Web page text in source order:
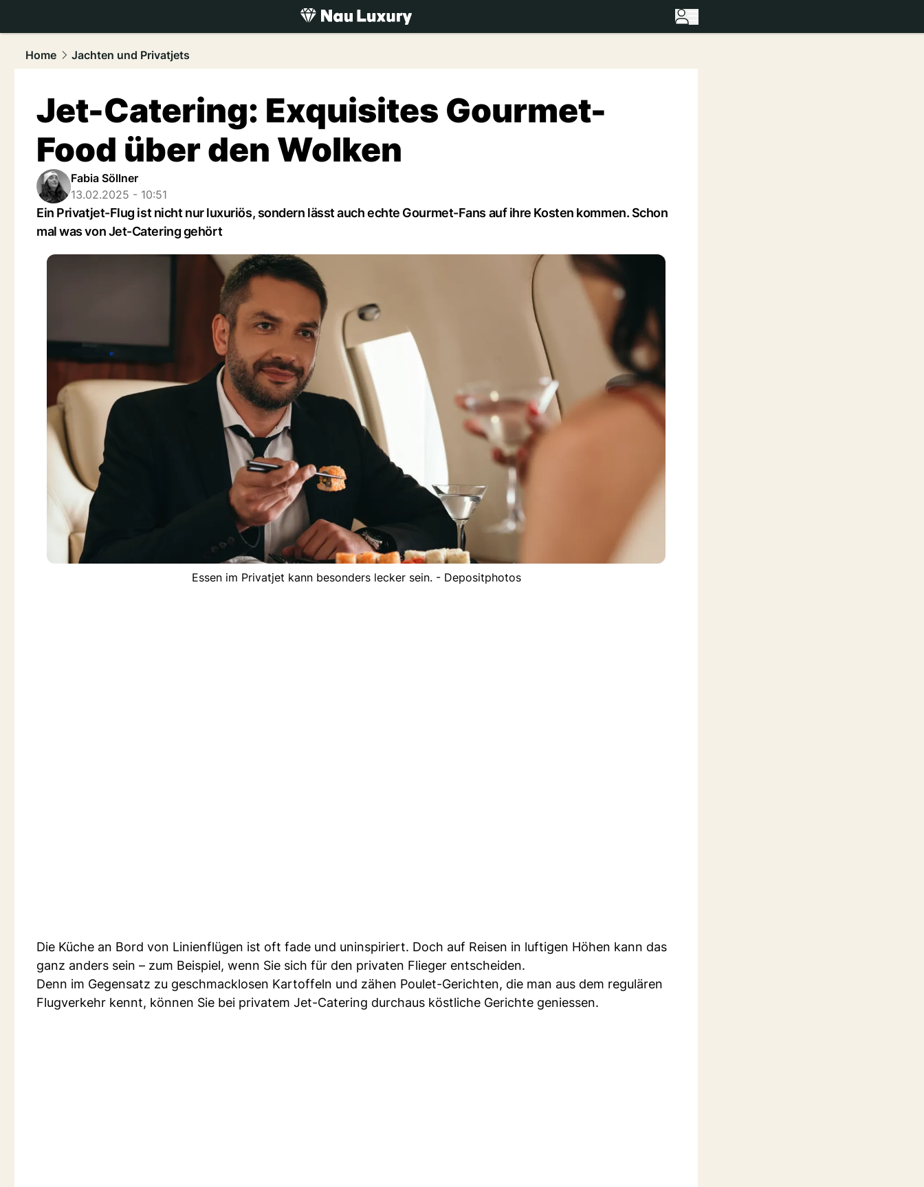
luxury.NAU.ch
Home
Jachten und Privatjets
Jet-Catering: Exquisites Gourmet-
Food über den Wolken
Fabia Söllner
13.02.2025 - 10:51
Ein Privatjet-Flug ist nicht nur luxuriös, sondern lässt auch echte Gourmet-Fans auf ihre Kosten kommen. Schon
mal was von Jet-Catering gehört
Essen im Privatjet kann besonders lecker sein. - Depositphotos
Die Küche an Bord von Linienflügen ist oft fade und uninspiriert. Doch auf Reisen in luftigen Höhen kann das
ganz anders sein – zum Beispiel, wenn Sie sich für den privaten Flieger entscheiden.
Denn im Gegensatz zu geschmacklosen Kartoffeln und zähen Poulet-Gerichten, die man aus dem regulären
Flugverkehr kennt, können Sie bei privatem Jet-Catering durchaus köstliche Gerichte geniessen.